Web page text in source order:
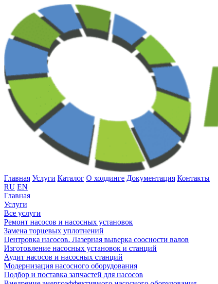
Главная Услуги Каталог О холдинге Документация Контакты
RU EN
Главная
Услуги
Все услуги
Ремонт насосов и насосных установок
Замена торцевых уплотнений
Центровка насосов. Лазерная выверка соосности валов
Изготовление насосных установок и станций
Аудит насосов и насосных станций
Модернизация насосного оборудования
Подбор и поставка запчастей для насосов